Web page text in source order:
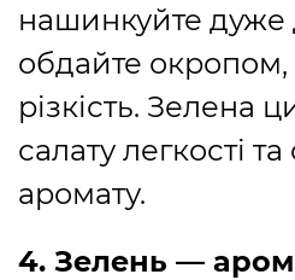
нашинкуйте дуже
обдайте
різкість. Зелена
салату легкості
аромату.
4. Зелень —